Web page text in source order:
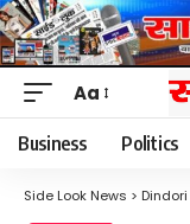
Font
Resizer
Aa
Business Politics
Side Look News > Dindori